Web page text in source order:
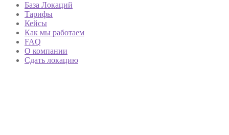
База Локаций
Тарифы
Кейсы
Как мы работаем
FAQ
О компании
Сдать локацию